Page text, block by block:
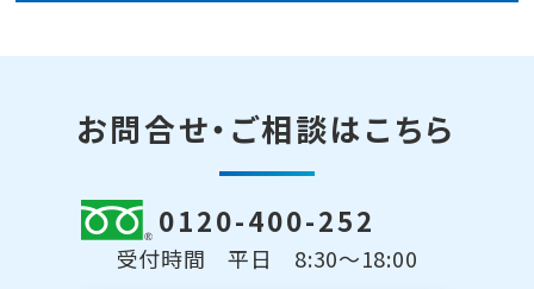
お問合せ・ご相談はこちら
0120-400-252
受付時間 平日 8:30～18:00